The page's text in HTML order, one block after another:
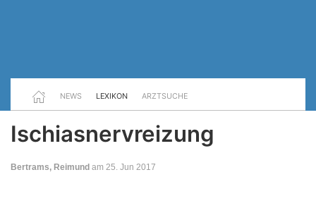
NEWS LEXIKON ARZTSUCHE
Ischiasnervreizung
Bertrams, Reimund am 25. Jun 2017